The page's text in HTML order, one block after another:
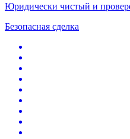
Юридически чистый и
Безопасная сделка